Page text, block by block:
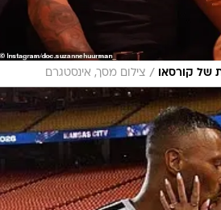
של קורסאו / צילום מסך, אינסטגרם